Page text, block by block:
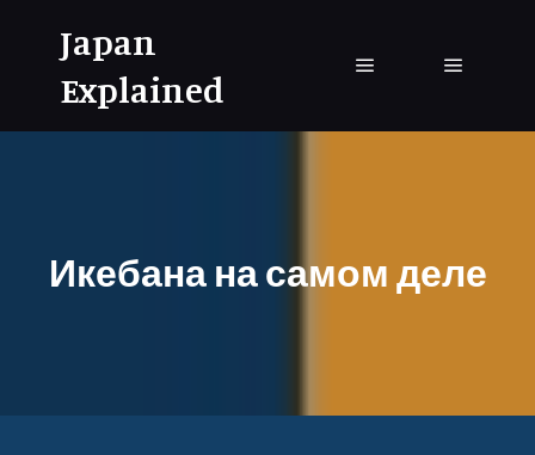
Japan
Explained
Икебана на самом деле